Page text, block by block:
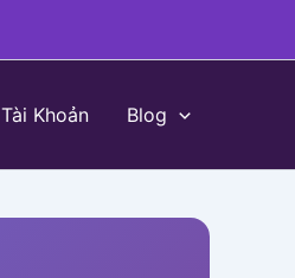
Tài Khoản Blog